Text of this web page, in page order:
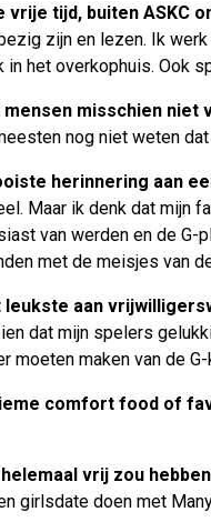
vrije tijd, buiten ASKC
zijn en lezen. Ik
het overkophuis. Ook
misschien niet
nog niet weten
herinnering aan
Maar ik denk dat mijn
van werden en de G-
met de meisjes van
leukste aan
dat mijn spelers
moeten maken van de
comfort food of
vrij zou
girlsdate doen met